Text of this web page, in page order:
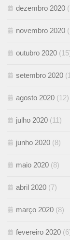
dezembro 2020
novembro 2020
outubro 2020
setembro 2020
agosto 2020 (12)
julho 2020 (11)
junho 2020 (8)
maio 2020 (8)
abril 2020 (7)
março 2020 (8)
fevereiro 2020